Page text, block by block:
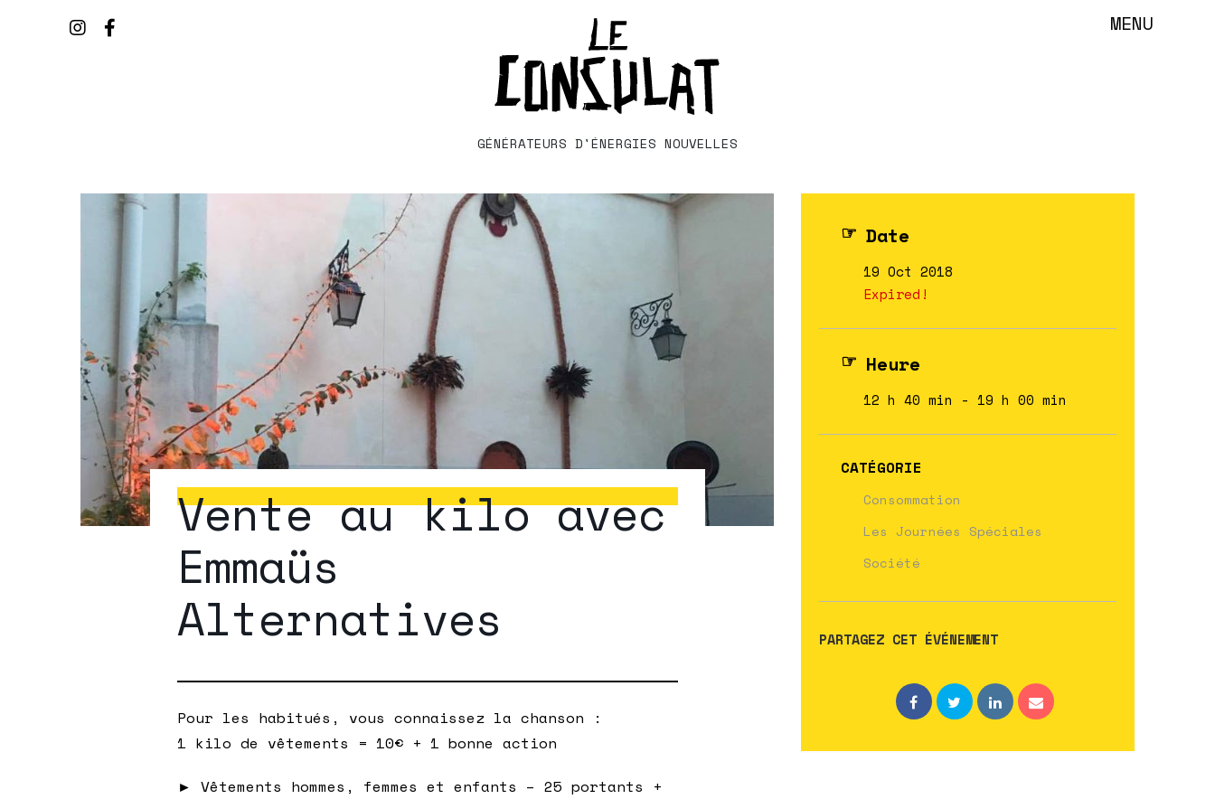
MENU
GÉNÉRATEURS D'ÉNERGIES NOUVELLES
Vente au kilo avec
Emmaüs
Alternatives
Pour les habitués, vous connaissez la chanson :
1 kilo de vêtements = 10€ + 1 bonne action
► Vêtements hommes, femmes et enfants – 25 portants +
Date
19 Oct 2018
Expired!
Heure
12 h 40 min - 19 h 00 min
CATÉGORIE
Consommation
Les Journées Spéciales
Société
PARTAGEZ CET ÉVÉNEMENT